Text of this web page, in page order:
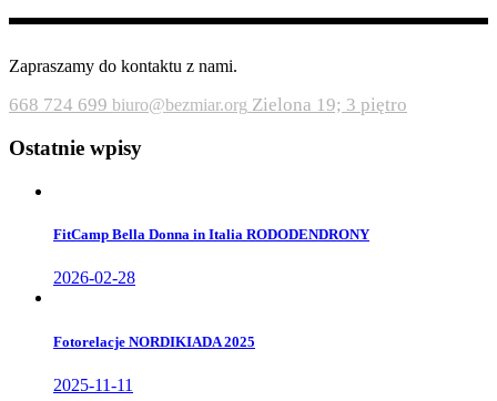
Zapraszamy do kontaktu z nami.
668 724 699 biuro@bezmiar.org Zielona 19; 3 piętro
Ostatnie wpisy
FitCamp Bella Donna in Italia RODODENDRONY
2026-02-28
Fotorelacje NORDIKIADA 2025
2025-11-11